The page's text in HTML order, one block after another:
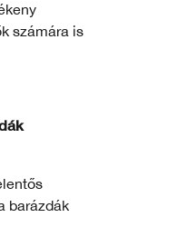
számára is
barázdák